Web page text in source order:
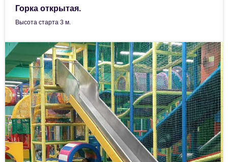
Горка открытая.
Высота старта 3 м.